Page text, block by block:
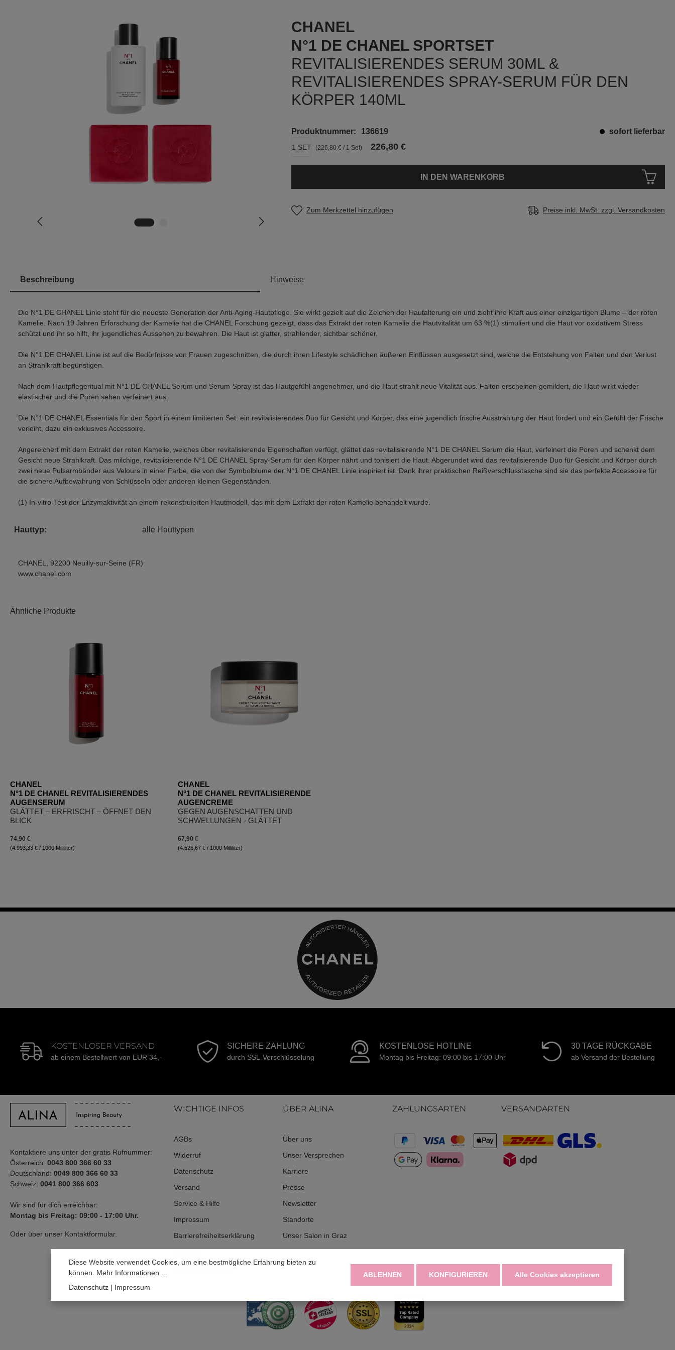
CHANEL
N°1 DE CHANEL SPORTSET
REVITALISIERENDES SERUM 30ML &
REVITALISIERENDES SPRAY-SERUM FÜR DEN
KÖRPER 140ML
Produktnummer: 136619 sofort lieferbar
1 SET (226,80 € / 1 Set) 226,80 €
IN DEN WARENKORB
Zum Merkzettel hinzufügen Preise inkl. MwSt. zzgl. Versandkosten
Beschreibung Hinweise
Die N°1 DE CHANEL Linie steht für die neueste Generation der Anti-Aging-Hautpflege. Sie wirkt gezielt auf die Zeichen der Hautalterung ein und zieht ihre Kraft aus einer einzigartigen Blume – der roten
Kamelie. Nach 19 Jahren Erforschung der Kamelie hat die CHANEL Forschung gezeigt, dass das Extrakt der roten Kamelie die Hautvitalität um 63 %(1) stimuliert und die Haut vor oxidativem Stress
schützt und ihr so hilft, ihr jugendliches Aussehen zu bewahren. Die Haut ist glatter, strahlender, sichtbar schöner.
Die N°1 DE CHANEL Linie ist auf die Bedürfnisse von Frauen zugeschnitten, die durch ihren Lifestyle schädlichen äußeren Einflüssen ausgesetzt sind, welche die Entstehung von Falten und den Verlust
an Strahlkraft begünstigen.
Nach dem Hautpflegeritual mit N°1 DE CHANEL Serum und Serum-Spray ist das Hautgefühl angenehmer, und die Haut strahlt neue Vitalität aus. Falten erscheinen gemildert, die Haut wirkt wieder
elastischer und die Poren sehen verfeinert aus.
Die N°1 DE CHANEL Essentials für den Sport in einem limitierten Set: ein revitalisierendes Duo für Gesicht und Körper, das eine jugendlich frische Ausstrahlung der Haut fördert und ein Gefühl der Frische
verleiht, dazu ein exklusives Accessoire.
Angereichert mit dem Extrakt der roten Kamelie, welches über revitalisierende Eigenschaften verfügt, glättet das revitalisierende N°1 DE CHANEL Serum die Haut, verfeinert die Poren und schenkt dem
Gesicht neue Strahlkraft. Das milchige, revitalisierende N°1 DE CHANEL Spray-Serum für den Körper nährt und tonisiert die Haut. Abgerundet wird das revitalisierende Duo für Gesicht und Körper durch
zwei neue Pulsarmbänder aus Velours in einer Farbe, die von der Symbolblume der N°1 DE CHANEL Linie inspiriert ist. Dank ihrer praktischen Reißverschlusstasche sind sie das perfekte Accessoire für
die sichere Aufbewahrung von Schlüsseln oder anderen kleinen Gegenständen.
(1) In-vitro-Test der Enzymaktivität an einem rekonstruierten Hautmodell, das mit dem Extrakt der roten Kamelie behandelt wurde.
Hauttyp: alle Hauttypen
CHANEL, 92200 Neuilly-sur-Seine (FR)
www.chanel.com
Produktgalerie überspringen
Ähnliche Produkte
CHANEL
N°1 DE CHANEL REVITALISIERENDES
AUGENSERUM
GLÄTTET – ERFRISCHT – ÖFFNET DEN
BLICK
74,90 €
(4.993,33 € / 1000 Milliliter)
CHANEL
N°1 DE CHANEL REVITALISIERENDE
AUGENCREME
GEGEN AUGENSCHATTEN UND
SCHWELLUNGEN - GLÄTTET
67,90 €
(4.526,67 € / 1000 Milliliter)
KOSTENLOSER VERSAND
ab einem Bestellwert von EUR 34,-
SICHERE ZAHLUNG
durch SSL-Verschlüsselung
KOSTENLOSE HOTLINE
Montag bis Freitag: 09:00 bis 17:00 Uhr
30 TAGE RÜCKGABE
ab Versand der Bestellung
Kontaktiere uns unter der gratis Rufnummer:
Österreich: 0043 800 366 60 33
Deutschland: 0049 800 366 60 33
Schweiz: 0041 800 366 603
Wir sind für dich erreichbar:
Montag bis Freitag: 09:00 - 17:00 Uhr.
Oder über unser Kontaktformular.
WICHTIGE INFOS
AGBs
Widerruf
Datenschutz
Versand
Service & Hilfe
Impressum
Barrierefreiheitserklärung
Cookies
Vertrag widerrufen
ÜBER ALINA
Über uns
Unser Versprechen
Karriere
Presse
Newsletter
Standorte
Unser Salon in Graz
ZAHLUNGSARTEN VERSANDARTEN
Diese Website verwendet Cookies, um eine bestmögliche Erfahrung bieten zu
können. Mehr Informationen ...
Datenschutz| Impressum
ABLEHNEN KONFIGURIEREN Alle Cookies akzeptieren